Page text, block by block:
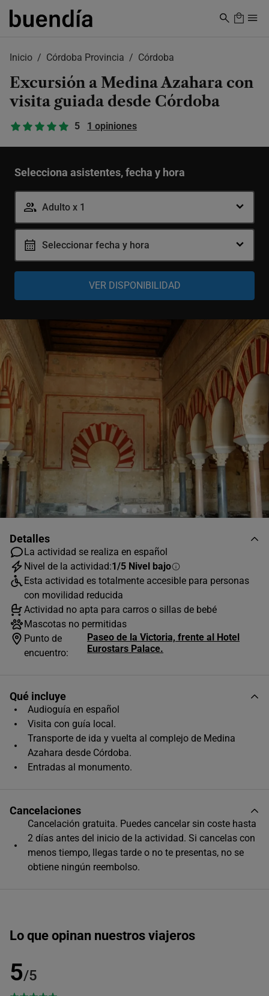
Skip
Inicio Córdoba Provincia Córdoba
Excursión a Medina Azahara con
visita guiada desde Córdoba
5 1 opiniones
Selecciona asistentes, fecha y hora
Adulto x 1
Niño
5-11 años +
Bebé
0-4 años - +
Seleccionar fecha y hora
AGOSTO 2026
L
M X J V S D
3
4 6 7 8
17
18
24
25 26 27
31
Horas disponibles (1)
Único horario disponible
Detalles
La actividad se realiza en español
Nivel de la actividad:1/5 Nivel bajo
Esta actividad es totalmente accesible para personas
con movilidad reducida
Actividad no apta para carros o sillas de bebé
Mascotas no permitidas
Punto de
encuentro:
Paseo de la Victoria, frente al Hotel
Eurostars Palace.
Qué incluye
Audioguía en español
Visita con guía local.
Transporte de ida y vuelta al complejo de Medina
Azahara desde Córdoba.
Entradas al monumento.
Cancelaciones
Cancelación gratuita. Puedes cancelar sin coste hasta
2 días antes del inicio de la actividad. Si cancelas con
menos tiempo, llegas tarde o no te presentas, no se
obtiene ningún reembolso.
Lo que opinan nuestros viajeros
5/5